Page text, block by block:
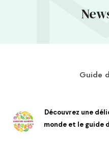
Guide
Découvrez une
monde et le guide